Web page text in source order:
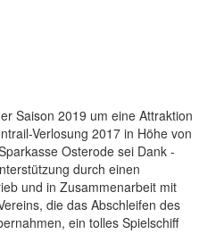
Saison 2019 um eine Attraktion
Verlosung 2017 in Höhe von
Osterode sei Dank -
durch einen
und in Zusammenarbeit mit
die das Abschleifen des
ein tolles Spielschiff